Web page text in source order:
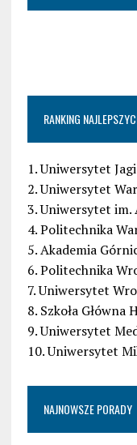
RANKING
1. Uniwersytet
2. Uniwersytet
3. Uniwersytet im.
4. Politechnika
5. Akademia
6. Politechnika
7. Uniwersytet
8. Szkoła Główna
9. Uniwersytet
10. Uniwersytet
NAJNOWSZE PORADY